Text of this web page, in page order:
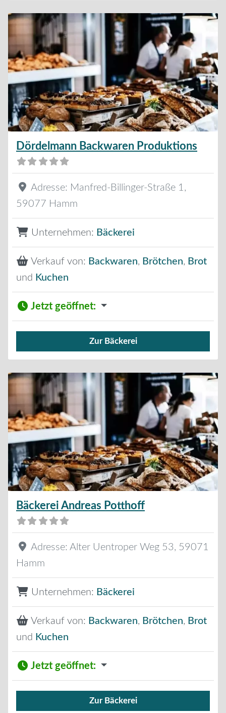
Dördelmann Backwaren Produktions
Adresse: Manfred-Billinger-Straße 1,
59077 Hamm
Unternehmen: Bäckerei
Verkauf von: Backwaren, Brötchen, Brot
und Kuchen
Jetzt geöffnet:
Verkauf von Brötchen,
Zur Bäckerei
Bäckerei Andreas Potthoff
Adresse: Alter Uentroper Weg 53, 59071
Hamm
Unternehmen: Bäckerei
Verkauf von: Backwaren, Brötchen, Brot
und Kuchen
Jetzt geöffnet:
Verkauf von Brötchen,
Zur Bäckerei